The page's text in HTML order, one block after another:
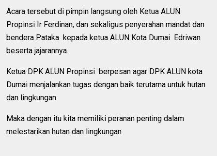
Acara tersebut di pimpin langsung oleh Ketua ALUN
Propinsi Ir Ferdinan, dan sekaligus penyerahan mandat dan
bendera Pataka kepada ketua ALUN Kota Dumai Edriwan
beserta jajarannya.
Ketua DPK ALUN Propinsi berpesan agar DPK ALUN kota
Dumai menjalankan tugas dengan baik terutama untuk hutan
dan lingkungan.
Maka dengan itu kita memiliki peranan penting dalam
melestarikan hutan dan lingkungan